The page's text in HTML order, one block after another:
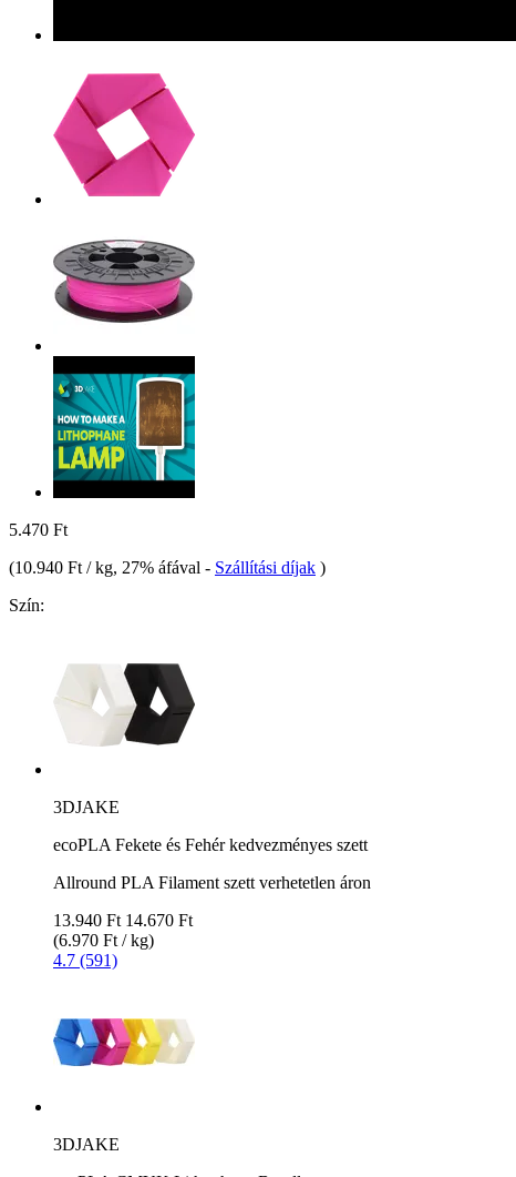
5.470 Ft
(10.940 Ft / kg, 27% áfával - Szállítási díjak )
Szín:
3DJAKE
ecoPLA Fekete és Fehér kedvezményes szett
Allround PLA Filament szett verhetetlen áron
13.940 Ft 14.670 Ft
(6.970 Ft / kg)
4.7 (591)
3DJAKE